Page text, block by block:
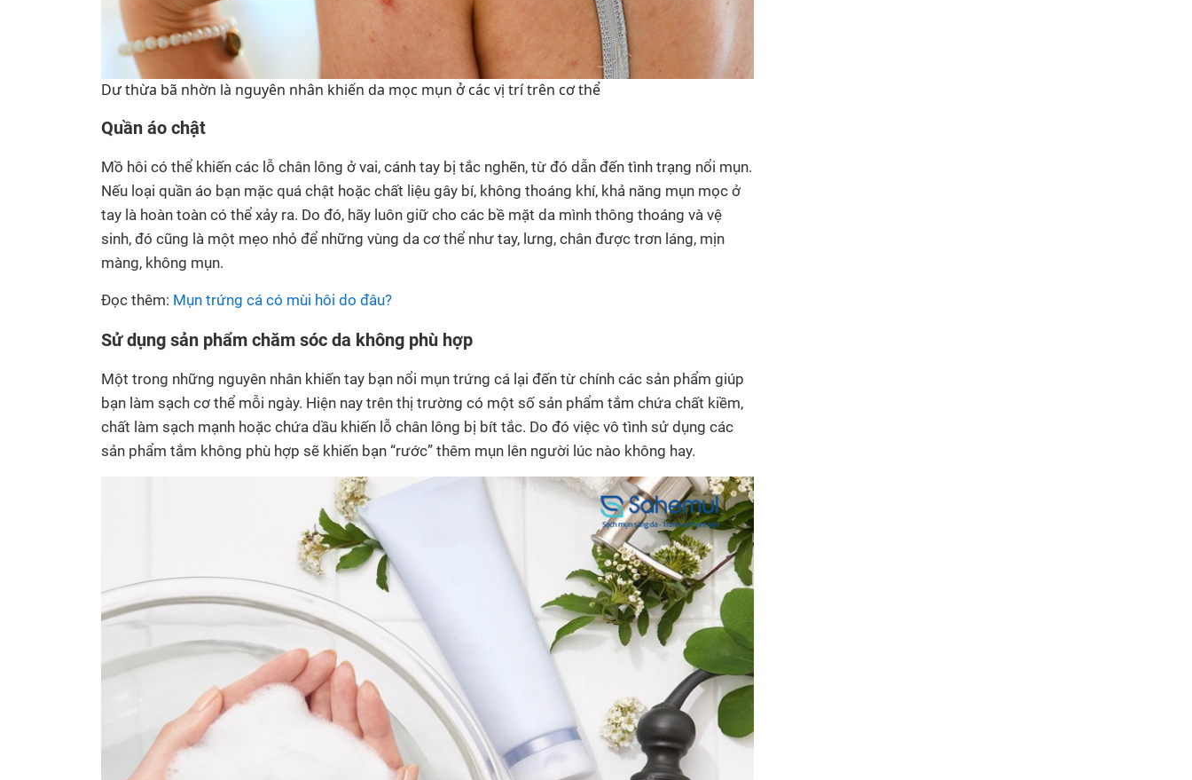
Dư thừa bã nhờn là nguyên nhân khiến da mọc mụn ở các vị trí trên cơ thể
Quần áo chật
Mồ hôi có thể khiến các lỗ chân lông ở vai, cánh tay bị tắc nghẽn, từ đó dẫn đến tình trạng nổi mụn.
Nếu loại quần áo bạn mặc quá chật hoặc chất liệu gây bí, không thoáng khí, khả năng mụn mọc ở
tay là hoàn toàn có thể xảy ra. Do đó, hãy luôn giữ cho các bề mặt da mình thông thoáng và vệ
sinh, đó cũng là một mẹo nhỏ để những vùng da cơ thể như tay, lưng, chân được trơn láng, mịn
màng, không mụn.
Đọc thêm: Mụn trứng cá có mùi hôi do đâu?
Sử dụng sản phẩm chăm sóc da không phù hợp
Một trong những nguyên nhân khiến tay bạn nổi mụn trứng cá lại đến từ chính các sản phẩm giúp
bạn làm sạch cơ thể mỗi ngày. Hiện nay trên thị trường có một số sản phẩm tắm chứa chất kiềm,
chất làm sạch mạnh hoặc chứa dầu khiến lỗ chân lông bị bít tắc. Do đó việc vô tình sử dụng các
sản phẩm tắm không phù hợp sẽ khiến bạn “rước” thêm mụn lên người lúc nào không hay.